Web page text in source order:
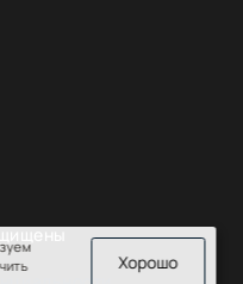
Хорошо